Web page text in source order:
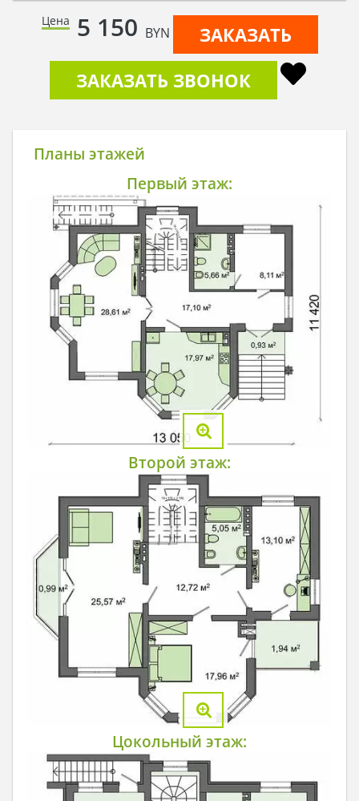
Цена 5 150 BYN
ЗАКАЗАТЬ
ЗАКАЗАТЬ ЗВОНОК
Планы этажей
Первый этаж:
Второй этаж:
Цокольный этаж: